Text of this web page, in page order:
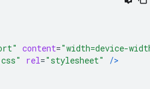
content="width=device-
rel="stylesheet"
/>